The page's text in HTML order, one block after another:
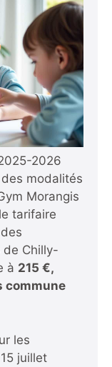
2026
modalités
Morangis
tarifaire
Chilly-
à 215 €,
commune
les
juillet